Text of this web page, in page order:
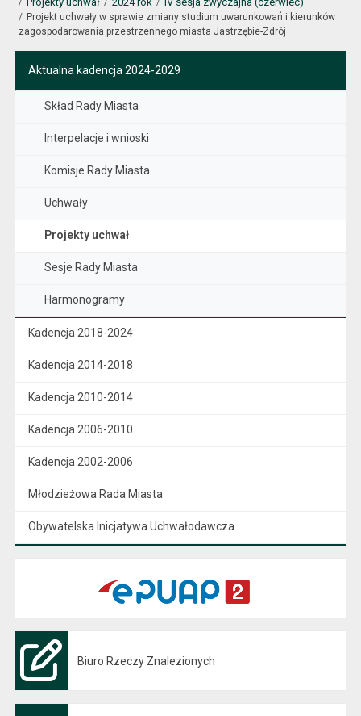
Projekt uchwały w sprawie zmiany studium uwarunkowań́ i kierunków
zagospodarowania przestrzennego miasta Jastrzębie-Zdrój
Aktualna kadencja 2024-2029
Skład Rady Miasta
Interpelacje i wnioski
Komisje Rady Miasta
Uchwały
Projekty uchwał
Sesje Rady Miasta
Harmonogramy
Kadencja 2018-2024
Kadencja 2014-2018
Kadencja 2010-2014
Kadencja 2006-2010
Kadencja 2002-2006
Młodzieżowa Rada Miasta
Obywatelska Inicjatywa Uchwałodawcza
Biuro Rzeczy Znalezionych